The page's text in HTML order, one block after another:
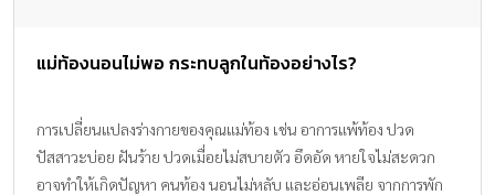
แม่ท้องนอนไม่พอ กระทบลูกในท้องอย่างไร?
การเปลี่ยนแปลงร่างกายของคุณแม่ท้อง เช่น อาการแพ้ท้อง ปวด
ปัสสาวะบ่อย ฝันร้าย ปวดเมื่อยไม่สบายตัว อึดอัด หายใจไม่สะดวก
อาจทำให้เกิดปัญหา คนท้อง นอนไม่หลับ และอ่อนเพลีย จากการพัก